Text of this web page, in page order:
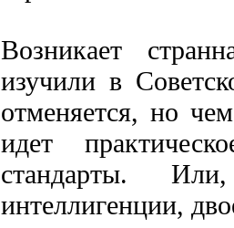
Возникает
изучили в
отменяется, но
идет
стандарты.
интеллигенции,